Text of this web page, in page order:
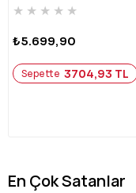
★ ★ ★ ★ ★
₺5.699,90
Sepette 3704,93 TL
En Çok Satanlar